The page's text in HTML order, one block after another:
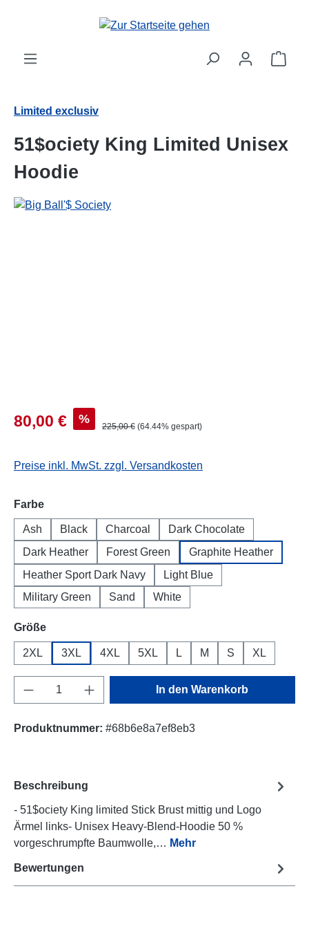
Limited exclusiv
51$ociety King Limited Unisex
Hoodie
80,00 € %
225,00 € (64.44% gespart)
Preise inkl. MwSt. zzgl. Versandkosten
Farbeauswählen
Ash Black Charcoal
Dark Chocolate
Dark Heather
Forest Green
Graphite Heather
Heather Sport Dark Navy
Light Blue
Military Green
Sand White
Größeauswählen
2XL 3XL 4XL 5XL L M S XL
Produkt Anzahl: Gib den gewünschten
In den Warenkorb
Produktnummer: #68b6e8a7ef8eb3
Beschreibung
- 51$ociety King limited Stick Brust mittig und Logo
Ärmel links- Unisex Heavy-Blend-Hoodie 50 %
vorgeschrumpfte Baumwolle,… Mehr
Bewertungen